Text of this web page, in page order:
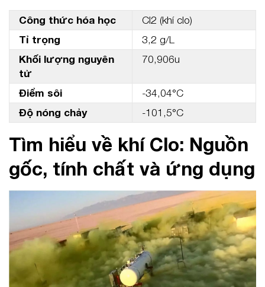
Công thức hóa học
Cl2 (khí clo)
Tỉ trọng
3,2 g/L
Khối lượng nguyên
tử
70,906u
Điểm sôi
-34,04°C
Độ nóng chảy
-101,5°C
Tìm hiểu về khí Clo: Nguồn
gốc, tính chất và ứng dụng